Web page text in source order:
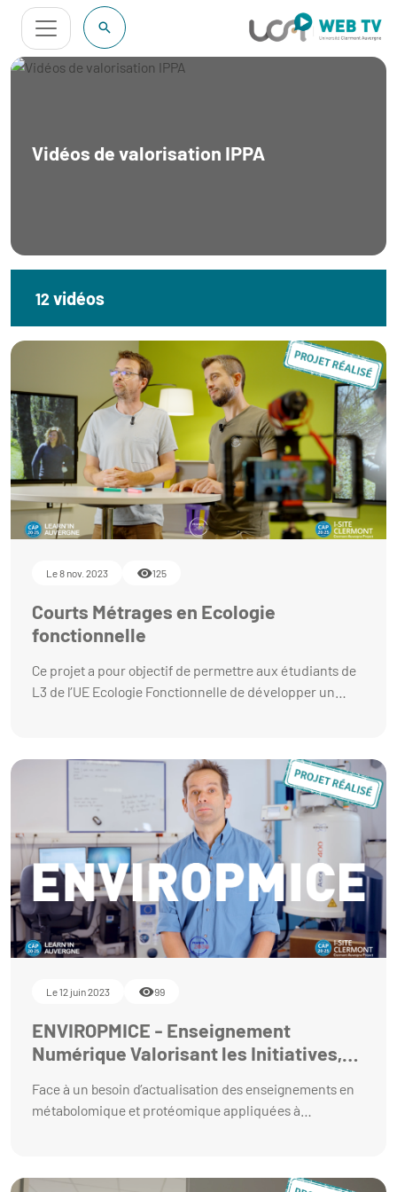
Vidéos de valorisation IPPA
12vidéos
Le 8 nov. 2023 125
Courts Métrages en Ecologie
fonctionnelle
Ce projet a pour objectif de permettre aux étudiants de
L3 de l’UE Ecologie Fonctionnelle de développer un
des compétences en réalisation de capsules vidéo tout
en travaillant l’outil d’évaluation de ces vidéos de
vulgarisation scientifique : création d’une grille de
notation critériée. Ce projet a fait l'objet de 2 stages au
printemps 2021 pour la production de ressources de
formation sur du tournage avec téléphone mobile et
post-production à destination d'étudiants et la
constitution de guides de bonnes pratiques pour la
création de courts-métrages de vulgarisation
scientifique.
Le 12 juin 2023 99
ENVIROPMICE - Enseignement
Numérique Valorisant les Initiatives,
et Métabolomique Incluant des
Concepts Environnementaux
Face à un besoin d’actualisation des enseignements en
métabolomique et protéomique appliquées à
étudiant.e.s. Ces ressources auront pour objectif de leur
Panneau de gestion des cookies